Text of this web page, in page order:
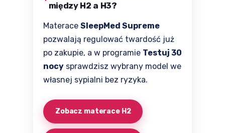
między H2 a H3?
Materace SleepMed Supreme
pozwalają regulować twardość już
po zakupie, a w programie Testuj 30
nocy sprawdzisz wybrany model we
własnej sypialni bez ryzyka.
Zobacz materace H2